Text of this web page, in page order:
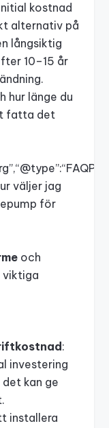
kostnad
alternativ på
långsiktig
10–15 år
hur länge du
fatta det
väljer jag
för
och
viktiga
:
investering
kan ge
installera